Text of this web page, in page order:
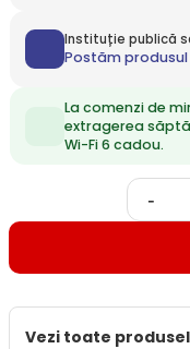
Instituție publică
Postăm produsul
La comenzi de
extragerea
Wi-Fi 6 cadou.
-
Vezi toate